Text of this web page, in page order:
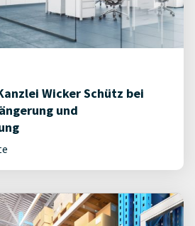
Wicker Schütz bei
und